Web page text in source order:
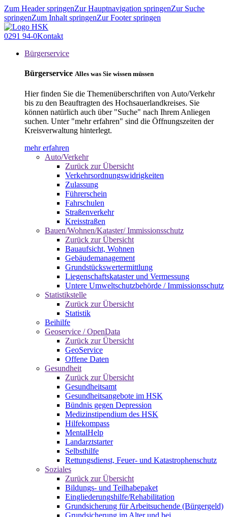
Zum Header springenZur Hauptnavigation springenZur Suche
springenZum Inhalt springenZur Footer springen
0291 94-0Kontakt
Bürgerservice
Bürgerservice Alles was Sie wissen müssen
Hier finden Sie die Themenüberschriften von Auto/Verkehr
bis zu den Beauftragten des Hochsauerlandkreises. Sie
können natürlich auch über "Suche" nach Ihrem Anliegen
suchen. Unter "mehr erfahren" sind die Öffnungszeiten der
Kreisverwaltung hinterlegt.
mehr erfahren
Auto/Verkehr
Zurück zur Übersicht
Verkehrsordnungswidrigkeiten
Zulassung
Führerschein
Fahrschulen
Straßenverkehr
Kreisstraßen
Bauen/Wohnen/Kataster/ Immissionsschutz
Zurück zur Übersicht
Bauaufsicht, Wohnen
Gebäudemanagement
Grundstückswertermittlung
Liegenschaftskataster und Vermessung
Untere Umweltschutzbehörde / Immissionsschutz
Statistikstelle
Zurück zur Übersicht
Statistik
Beihilfe
Geoservice / OpenData
Zurück zur Übersicht
GeoService
Offene Daten
Gesundheit
Zurück zur Übersicht
Gesundheitsamt
Gesundheitsangebote im HSK
Bündnis gegen Depression
Medizinstipendium des HSK
Hilfekompass
MentalHelp
Landarztstarter
Selbsthilfe
Rettungsdienst, Feuer- und Katastrophenschutz
Soziales
Zurück zur Übersicht
Bildungs- und Teilhabepaket
Eingliederungshilfe/Rehabilitation
Grundsicherung für Arbeitsuchende (Bürgergeld)
Grundsicherung im Alter und bei